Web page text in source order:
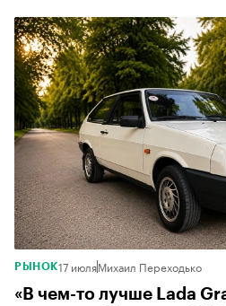
РЫНОК17 июляМихаил Переходько
«В чем-то лучше Lada